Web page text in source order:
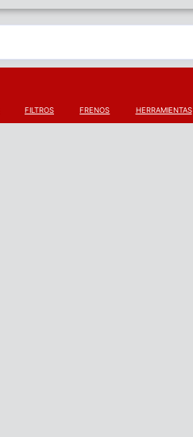
FILTROS FRENOS HERRAMIENTAS